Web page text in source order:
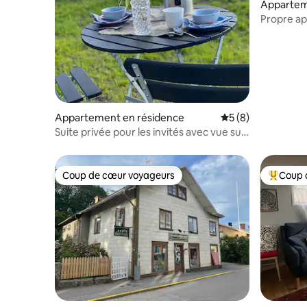
Appartement en résidence Évaluation
5 (8)
Suite privée pour les invités avec vue sur
Propre
Coup de cœur voyageurs
Coup de cœur voyageurs Coups
Coup